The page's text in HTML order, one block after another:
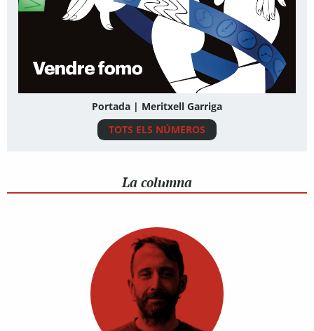
Portada | Meritxell Garriga
TOTS ELS NÚMEROS
La columna